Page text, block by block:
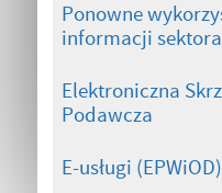
Ponowne
informacji
Elektroniczna
Podawcza
E-usługi (EPWiOD)